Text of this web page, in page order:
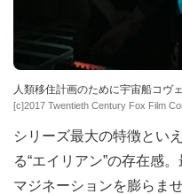
人類移住計画のために宇宙船コヴ
[c]2017 Twentieth Century Fox Film
シリーズ最大の特徴とい
る“エイリアン”の存在感
マジネーションを膨らま